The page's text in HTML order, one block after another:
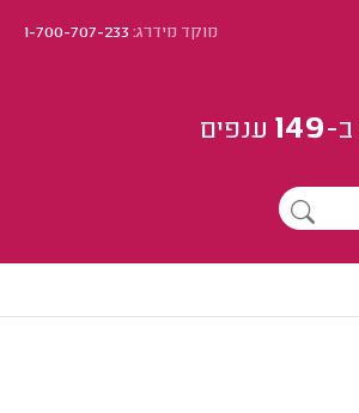
מוקד מידרג:1-700-707-233
ב-149 ענפים